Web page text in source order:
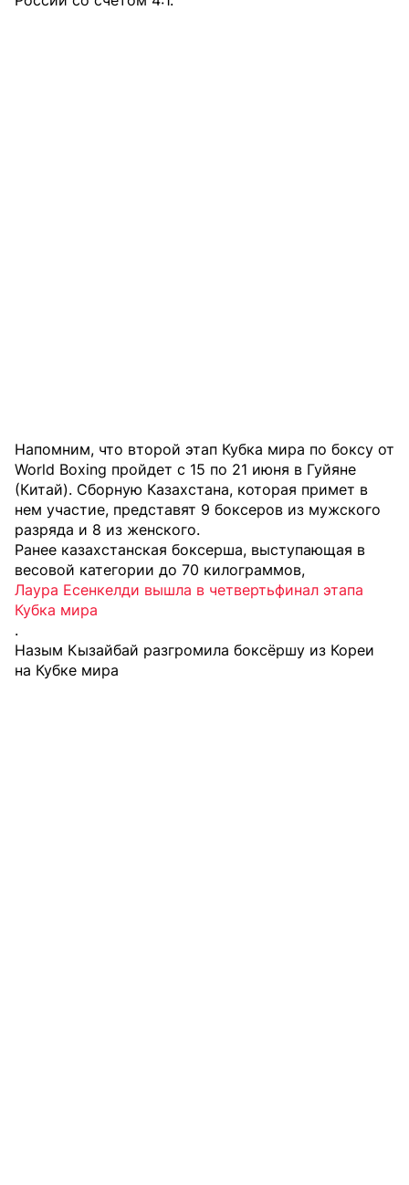
Напомним, что второй этап Кубка мира по боксу от
World Boxing пройдет с 15 по 21 июня в Гуйяне
(Китай). Сборную Казахстана, которая примет в
нем участие, представят 9 боксеров из мужского
разряда и 8 из женского.
Ранее казахстанская боксерша, выступающая в
весовой категории до 70 килограммов,
Лаура Есенкелди вышла в четвертьфинал этапа
Кубка мира
.
Назым Кызайбай разгромила боксёршу из Кореи
на Кубке мира